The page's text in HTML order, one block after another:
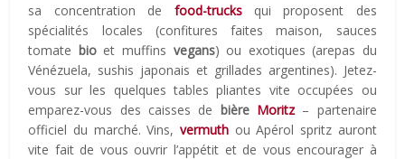
sa concentration de food-trucksqui proposent des
spécialités locales (confitures faites maison, sauces
tomate bioet muffins vegans) ou exotiques (arepas du
Vénézuela, sushis japonais et grillades argentines). Jetez-
vous sur les quelques tables pliantes vite occupées ou
emparez-vous des caisses de bière Moritz– partenaire
officiel du marché. Vins, vermuth ou Apérol spritz auront
vite fait de vous ouvrir l’appétit et de vous encourager à